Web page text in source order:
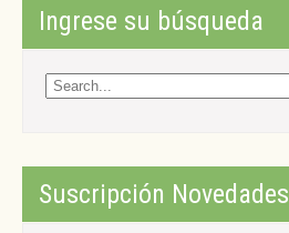
Ingrese su búsqueda
Suscripción Novedades